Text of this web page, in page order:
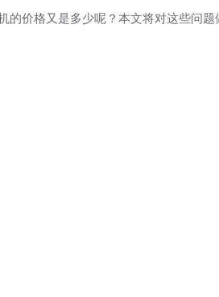
的价格又是多少呢？本文将对这些问题